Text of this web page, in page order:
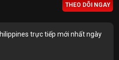
THEO DÕI NGAY
trực tiếp mới nhất ngày